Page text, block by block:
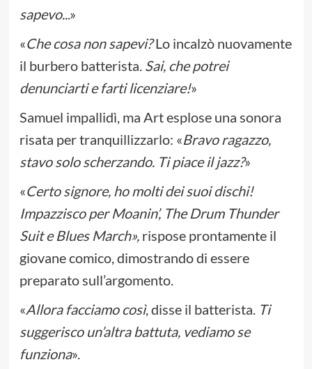
sapevo.. .»
«Che cosa non sapevi?Lo incalzò nuovamente
il burbero batterista. Sai, che potrei
denunciarti e farti licenziare!»
Samuel impallidì, ma Art esplose una sonora
risata per tranquillizzarlo: «Bravo ragazzo,
stavo solo scherzando. Ti piace il jazz?»
«Certo signore, ho molti dei suoi dischi!
Impazzisco per Moanin’, The Drum Thunder
Suit e Blues March», rispose prontamente il
giovane comico, dimostrando di essere
preparato sull’argomento.
«Allora facciamo così, disse il batterista. Ti
suggerisco un’altra battuta, vediamo se
funziona».